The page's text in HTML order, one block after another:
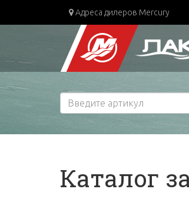
Адреса дилеров Mercury
Каталог